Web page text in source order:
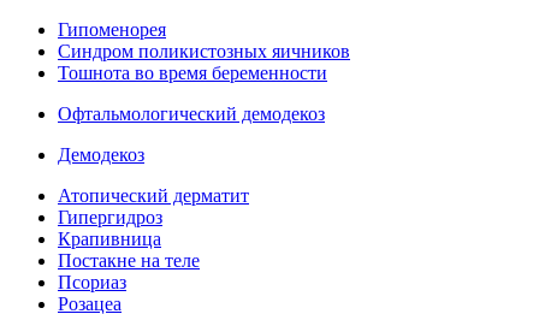
Гипоменорея
Синдром поликистозных яичников
Тошнота во время беременности
Офтальмологический демодекоз
Демодекоз
Атопический дерматит
Гипергидроз
Крапивница
Постакне на теле
Псориаз
Розацеа